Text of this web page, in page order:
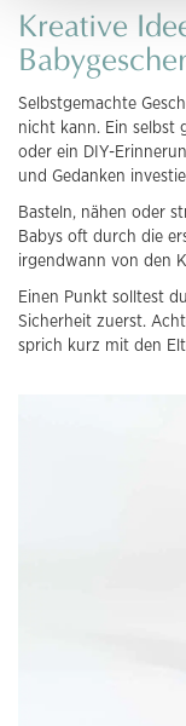
Kreative
Selbstgemachte
nicht kann. Ein selbst
oder ein DIY-
und Gedanken
Basteln, nähen oder
Babys oft durch die
irgendwann von den
Einen Punkt solltest
Sicherheit zuerst.
sprich kurz mit den